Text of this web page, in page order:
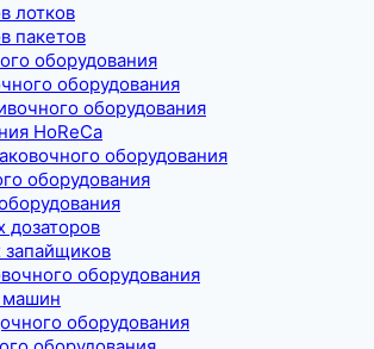
лотков
пакетов
оборудования
оборудования
оборудования
HoReCa
оборудования
оборудования
оборудования
машин
оборудования